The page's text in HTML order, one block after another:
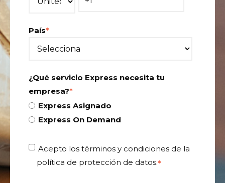
País*
¿Qué servicio Express necesita tu
empresa?*
Express Asignado
Express On Demand
Acepto los términos y condiciones de la
política de protección de datos.*